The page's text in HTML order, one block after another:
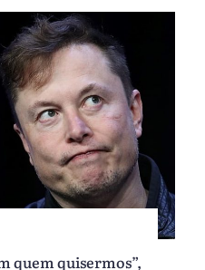
quem quisermos”,